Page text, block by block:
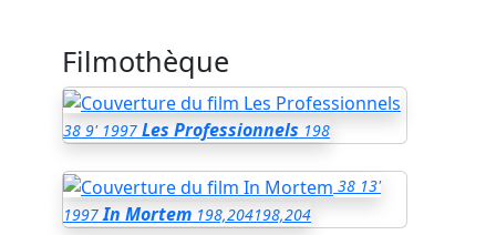
Filmothèque
38 9' 1997 Les Professionnels 198
38 13'
1997 In Mortem 198,204198,204